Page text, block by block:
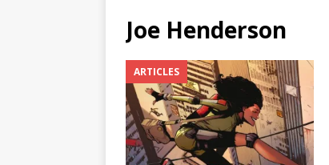
Joe Henderson
ARTICLES